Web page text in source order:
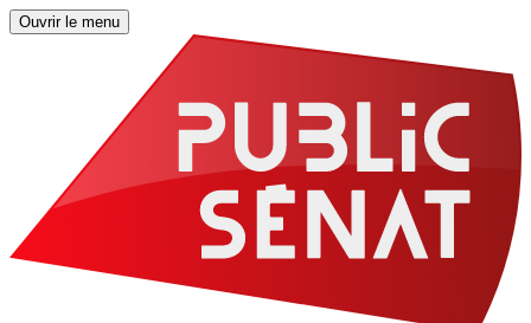
Ouvrir le menu